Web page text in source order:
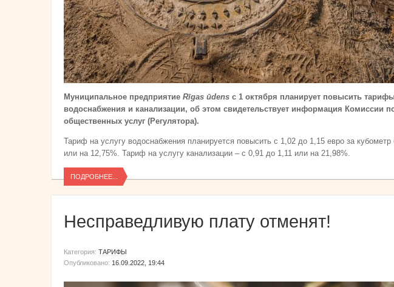
Муниципальное предприятие Rīgas ūdensс 1 октября планирует повысить тарифы
водоснабжения и канализации, об этом свидетельствует информация Комиссии
общественных услуг (Регулятора).
Тариф на услугу водоснабжения планируется повысить с 1,02 до 1,15 евро за
или на 12,75%. Тариф на услугу канализации – с 0,91 до 1,11 или на 21,98%.
ПОДРОБНЕЕ...
Несправедливую плату отменят!
Категория: ТАРИФЫ
Опубликовано: 16.09.2022, 19:44